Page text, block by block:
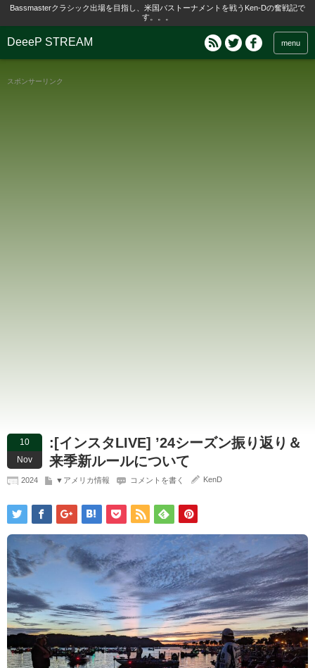
Bassmasterクラシック出場を目指し、米国バストーナメントを戦うKen-Dの奮戦記で
す。。。
DeeeP STREAM menu
スポンサーリンク
10
Nov
:[インスタLIVE] ’24シーズン振り返り＆
来季新ルールについて
2024 ▼アメリカ情報 コメントを書く KenD